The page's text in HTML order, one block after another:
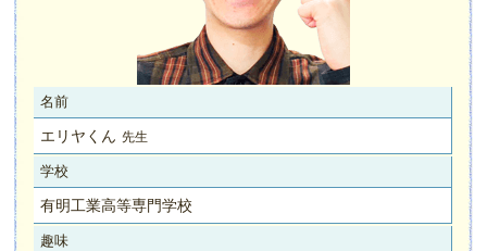
名前
エリヤくん 先生
学校
有明工業高等専門学校
趣味